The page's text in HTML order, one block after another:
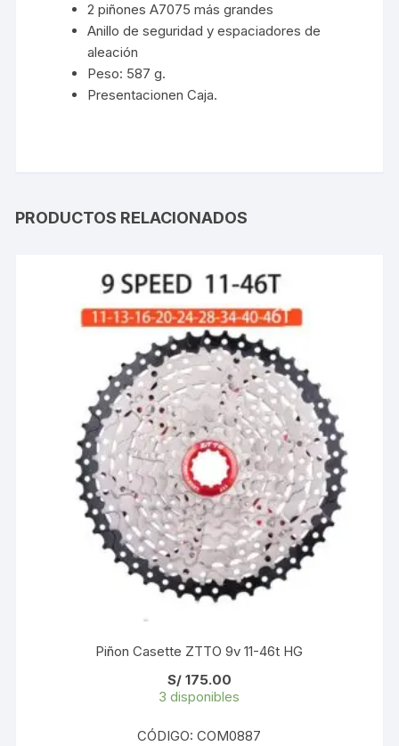
2 piñones A7075 más grandes
Anillo de seguridad y espaciadores de
aleación
Peso: 587 g.
Presentacionen Caja.
PRODUCTOS RELACIONADOS
Piñon Casette ZTTO 9v 11-46t HG
S/175.00
3 disponibles
CÓDIGO: COM0887